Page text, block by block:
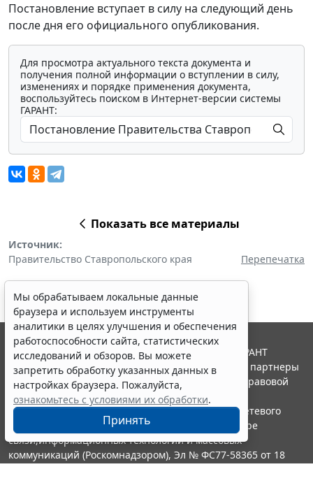
Постановление вступает в силу на следующий день
после дня его официального опубликования.
Для просмотра актуального текста документа и
получения полной информации о вступлении в силу,
изменениях и порядке применения документа,
воспользуйтесь поиском в Интернет-версии системы
ГАРАНТ:
Показать все материалы
Источник:
Правительство Ставропольского края
Перепечатка
Мы обрабатываем локальные данные
браузера и используем инструменты
аналитики в целях улучшения и обеспечения
работоспособности сайта, статистических
исследований и обзоров. Вы можете
запретить обработку указанных данных в
настройках браузера. Пожалуйста,
ознакомьтесь с условиями их обработки.
Принять
© ООО "НПП "ГАРАНТ-СЕРВИС", 2026. Система ГАРАНТ
выпускается с 1990 года. Компания "Гарант" и ее партнеры
являются участниками Российской ассоциации правовой
информации ГАРАНТ.
Портал ГАРАНТ.РУ зарегистрирован в качестве сетевого
издания Федеральной службой по надзору в сфере
связи,информационных технологий и массовых
коммуникаций (Роскомнадзором), Эл № ФС77-58365 от 18